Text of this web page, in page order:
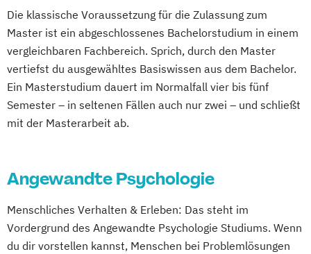
Pharmamanagement und
Pharmaproduktion
Physician Assistant
Physiotherapie
Psychologie
Psychologie mit Schwerpunkt Klinische
Psychologie und Psychologisches
Soziale Arbeit
Soziale Arbeit Präsenzstudium
Sozialmanagement
Die klassische Voraussetzung für die Zulassung zum
Master ist ein abgeschlossenes Bachelorstudium in einem
vergleichbaren Fachbereich. Sprich, durch den Master
vertiefst du ausgewähltes Basiswissen aus dem Bachelor.
Ein Masterstudium dauert im Normalfall vier bis fünf
Semester – in seltenen Fällen auch nur zwei – und schließt
mit der Masterarbeit ab.
Angewandte Psychologie
Menschliches Verhalten & Erleben: Das steht im
Vordergrund des Angewandte Psychologie Studiums. Wenn
du dir vorstellen kannst, Menschen bei Problemlösungen